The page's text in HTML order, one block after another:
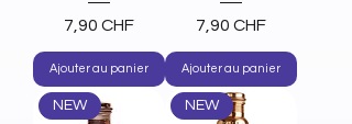
Prix
7,90 CHF
Ajouter au panier
Prix
7,90 CHF
Ajouter au panier
NEW NEW